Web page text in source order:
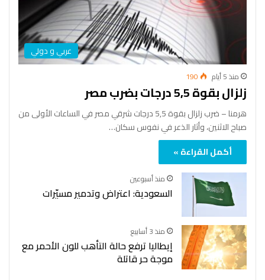
عربي و دولي
منذ 5 أيام 190
زلزال بقوة 5,5 درجات بضرب مصر
هرمنا – ضرب زلزال بقوة 5,5 درجات شرقي مصر في الساعات الأولى من
صباح الاثنين، وأثار الذعر في نفوس سكان…
أكمل القراءة »
منذ أسبوعين
السعودية: اعتراض وتدمير مسيّرات
منذ 3 أسابيع
إيطاليا ترفع حالة التأهب للون الأحمر مع
موجة حر قاتلة